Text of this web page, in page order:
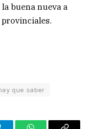
buena nueva a
que saber